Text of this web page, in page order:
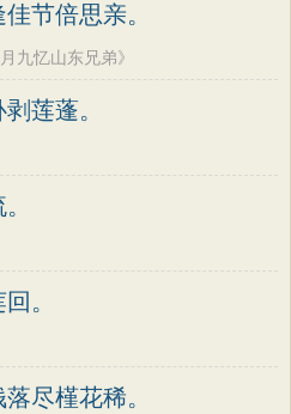
节倍思亲。
九忆山东兄弟》
莲蓬。
。
尽槿花稀。